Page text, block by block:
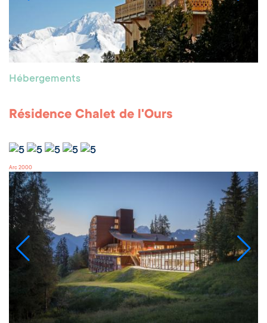
Hébergements
Résidence Chalet de l'Ours
Arc 2000